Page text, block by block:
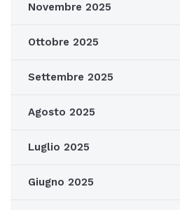
Novembre 2025
Ottobre 2025
Settembre 2025
Agosto 2025
Luglio 2025
Giugno 2025